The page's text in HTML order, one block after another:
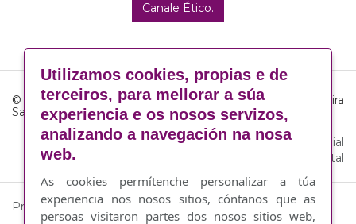
Canale Ético.
© Consello Regulador da Denominación de Orixe Ribeira
Sacra
Aviso legal·Política de cookies·Responsabilidade Social
By Abertal
Proxecto financiado por:
Utilizamos cookies, propias e de
terceiros, para mellorar a súa
experiencia e os nosos servizos,
analizando a navegación na nosa
web.
As cookies permítenche personalizar a túa
experiencia nos nosos sitios, cóntanos que as
persoas visitaron partes dos nosos sitios web,